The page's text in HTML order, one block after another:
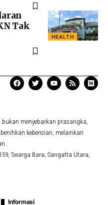
HEALTH
Tak
bukan menyebarkan prasangka,
kebencian, melainkan
Swarga Bara, Sangatta Utara,
Informasi